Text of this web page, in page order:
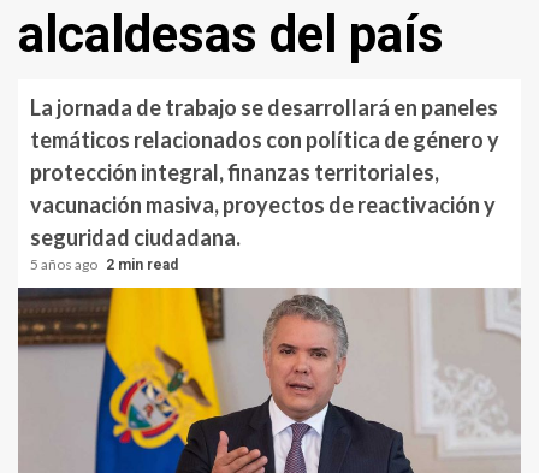
alcaldesas del país
La jornada de trabajo se desarrollará en paneles
temáticos relacionados con política de género y
protección integral, finanzas territoriales,
vacunación masiva, proyectos de reactivación y
seguridad ciudadana.
5 años ago 2 min read